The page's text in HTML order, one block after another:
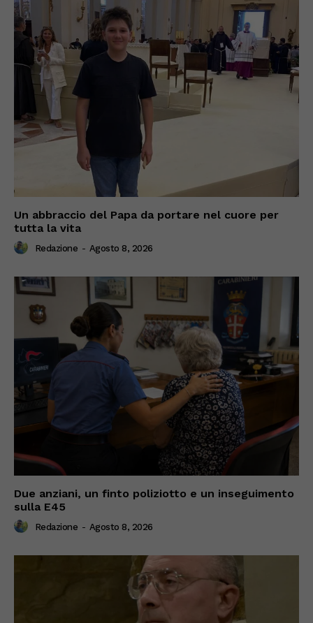
Un abbraccio del Papa da portare nel cuore per
tutta la vita
Redazione - Agosto 8, 2026
Due anziani, un finto poliziotto e un inseguimento
sulla E45
Redazione - Agosto 8, 2026